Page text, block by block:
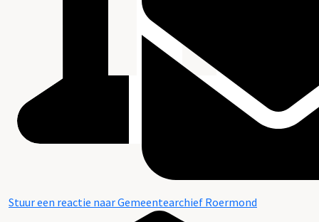
Stuur een reactie naar Gemeentearchief Roermond